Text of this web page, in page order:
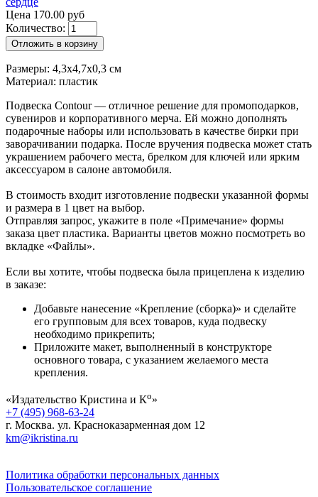
Цена 170.00 руб
Количество:
Отложить в корзину
Размеры: 4,3х4,7х0,3 см
Материал: пластик
Подвеска Contour — отличное решение для промоподарков,
сувениров и корпоративного мерча. Ей можно дополнять
подарочные наборы или использовать в качестве бирки при
заворачивании подарка. После вручения подвеска может стать
украшением рабочего места, брелком для ключей или ярким
аксессуаром в салоне автомобиля.
В стоимость входит изготовление подвески указанной формы
и размера в 1 цвет на выбор.
Отправляя запрос, укажите в поле «Примечание» формы
заказа цвет пластика. Варианты цветов можно посмотреть во
вкладке «Файлы».
Если вы хотите, чтобы подвеска была прицеплена к изделию
в заказе:
Добавьте нанесение «Крепление (сборка)» и сделайте
его групповым для всех товаров, куда подвеску
необходимо прикрепить;
Приложите макет, выполненный в конструкторе
основного товара, с указанием желаемого места
крепления.
«Издательство Кристина и Ко»
+7 (495) 968-63-24
г. Москва. ул. Красноказарменная дом 12
km@ikristina.ru
Политика обработки персональных данных
Пользовательское соглашение